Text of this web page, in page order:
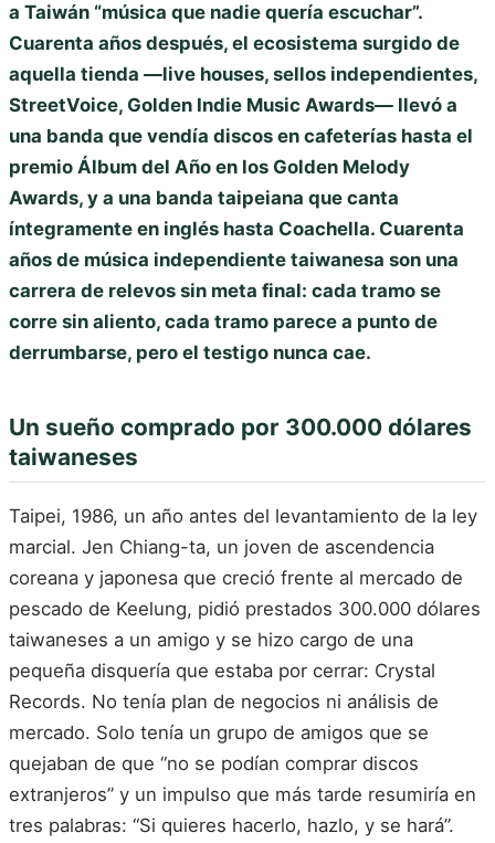
a Taiwán “música que nadie quería escuchar”.
Cuarenta años después, el ecosistema surgido de
aquella tienda —live houses, sellos independientes,
StreetVoice, Golden Indie Music Awards— llevó a
una banda que vendía discos en cafeterías hasta el
premio Álbum del Año en los Golden Melody
Awards, y a una banda taipeiana que canta
íntegramente en inglés hasta Coachella. Cuarenta
años de música independiente taiwanesa son una
carrera de relevos sin meta final: cada tramo se
corre sin aliento, cada tramo parece a punto de
derrumbarse, pero el testigo nunca cae.
Un sueño comprado por 300.000 dólares
taiwaneses
Taipei, 1986, un año antes del levantamiento de la ley
marcial. Jen Chiang-ta, un joven de ascendencia
coreana y japonesa que creció frente al mercado de
pescado de Keelung, pidió prestados 300.000 dólares
taiwaneses a un amigo y se hizo cargo de una
pequeña disquería que estaba por cerrar: Crystal
Records. No tenía plan de negocios ni análisis de
mercado. Solo tenía un grupo de amigos que se
quejaban de que “no se podían comprar discos
extranjeros” y un impulso que más tarde resumiría en
tres palabras: “Si quieres hacerlo, hazlo, y se hará”.